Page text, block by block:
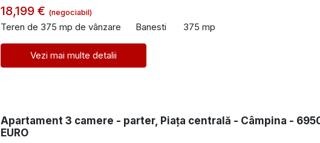
18,199 € (negociabil)
Teren de 375 mp de vânzare Banesti 375 mp
Vezi mai multe detalii
Apartament 3 camere - parter, Piața centrală - Câmpina -
EURO